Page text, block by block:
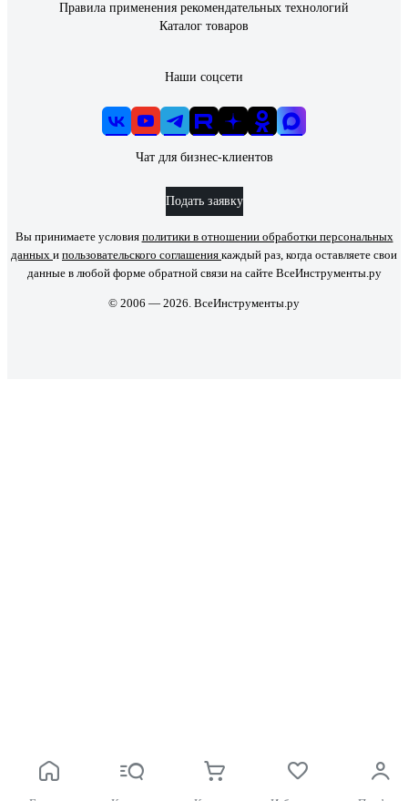
Правила применения рекомендательных технологий
Каталог товаров
Наши соцсети
Чат для бизнес-клиентов
Подать заявку
Вы принимаете условия политики в отношении обработки персональных
данных и пользовательского соглашения каждый раз, когда оставляете свои
данные в любой форме обратной связи на сайте ВсеИнструменты.ру
© 2006 — 2026. ВсеИнструменты.ру